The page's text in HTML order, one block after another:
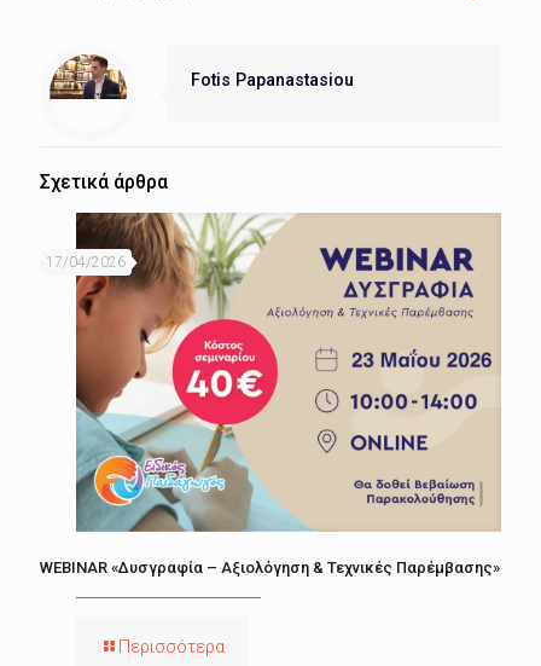
Fotis Papanastasiou
Σχετικά άρθρα
17/04/2026
WEBINAR «Δυσγραφία – Αξιολόγηση & Τεχνικές Παρέμβασης»
Περισσότερα